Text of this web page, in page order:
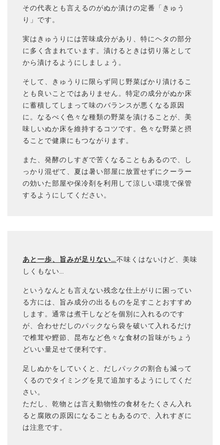
その代表とも言えるのがぬか漬けの定番「きゅう
り」です。
実はきゅうりには苦味成分があり、特にヘタの部分
に多く含まれています。漬けるときは切り落として
から漬けるようにしましょう。
そして、きゅうりに限らず同じ野菜ばかり漬けるこ
とも良いことではありません。特定の成分がぬか床
に蓄積してしまって味のバランスが悪くなる原因
に。なるべく色々な種類の野菜を漬けることが、美
味しいぬか床を維持するコツです。色々な野菜と摂
ることで健康にもつながります。
また、発酵のしすぎで苦くなることもあるので、し
っかり混ぜて、夏は暑い部屋に放置せずにクーラー
の効いた部屋や保冷剤を利用して涼しい環境で保管
するようにしてください。
あと一歩、旨みが足りない…不味くはないけど、美味
しくもない…
というなんとも言えない残念な仕上がりに困ってい
る方には、旨み成分の出るものを足すことおすすめ
します。通常は煮干しなどを個別に入れるのです
が、合わせだしのパックなら袋を破いて入れるだけ
で椎茸や鰹節、昆布など色々な食材の旨味がちょう
どいい量足せて便利です。
足しぬかをしていくと、だしパックの割合も減って
くるのでタイミングを見て追加するようにしてくだ
さい。
ただし、乾物とは言え動物性の食材をたくさん入れ
ると腐敗の原因になることもあるので、入れすぎに
は注意です。